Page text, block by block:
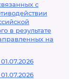
с
в результате
на